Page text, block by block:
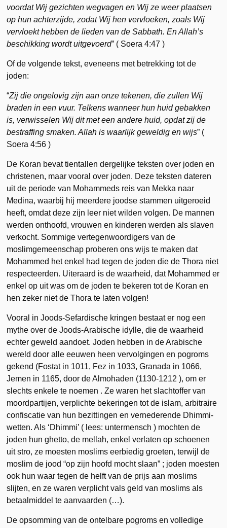
voordat Wij gezichten wegvagen en Wij ze weer plaatsen
op hun achterzijde, zodat Wij hen vervloeken, zoals Wij
vervloekt hebben de lieden van de Sabbath. En Allah’s
beschikking wordt uitgevoerd” ( Soera 4:47 )
Of de volgende tekst, eveneens met betrekking tot de
joden:
“Zij die ongelovig zijn aan onze tekenen, die zullen Wij
braden in een vuur. Telkens wanneer hun huid gebakken
is, verwisselen Wij dit met een andere huid, opdat zij de
bestraffing smaken. Allah is waarlijk geweldig en wijs” (
Soera 4:56 )
De Koran bevat tientallen dergelijke teksten over joden en
christenen, maar vooral over joden. Deze teksten dateren
uit de periode van Mohammeds reis van Mekka naar
Medina, waarbij hij meerdere joodse stammen uitgeroeid
heeft, omdat deze zijn leer niet wilden volgen. De mannen
werden onthoofd, vrouwen en kinderen werden als slaven
verkocht. Sommige vertegenwoordigers van de
moslimgemeenschap proberen ons wijs te maken dat
Mohammed het enkel had tegen de joden die de Thora niet
respecteerden. Uiteraard is de waarheid, dat Mohammed er
enkel op uit was om de joden te bekeren tot de Koran en
hen zeker niet de Thora te laten volgen!
Vooral in Joods-Sefardische kringen bestaat er nog een
mythe over de Joods-Arabische idylle, die de waarheid
echter geweld aandoet. Joden hebben in de Arabische
wereld door alle eeuwen heen vervolgingen en pogroms
gekend (Fostat in 1011, Fez in 1033, Granada in 1066,
Jemen in 1165, door de Almohaden (1130-1212 ), om er
slechts enkele te noemen . Ze waren het slachtoffer van
moordpartijen, verplichte bekeringen tot de islam, arbitraire
confiscatie van hun bezittingen en vernederende Dhimmi-
wetten. Als ‘Dhimmi’ ( lees: untermensch ) mochten de
joden hun ghetto, de mellah, enkel verlaten op schoenen
uit stro, ze moesten moslims eerbiedig groeten, terwijl de
moslim de jood “op zijn hoofd mocht slaan” ; joden moesten
ook hun waar tegen de helft van de prijs aan moslims
slijten, en ze waren verplicht vals geld van moslims als
betaalmiddel te aanvaarden (…).
De opsomming van de ontelbare pogroms en volledige